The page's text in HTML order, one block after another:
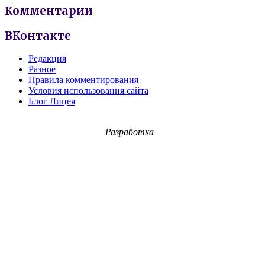
Комментарии
ВКонтакте
Редакция
Разное
Правила комментирования
Условия использования сайта
Блог Лицея
Разработка